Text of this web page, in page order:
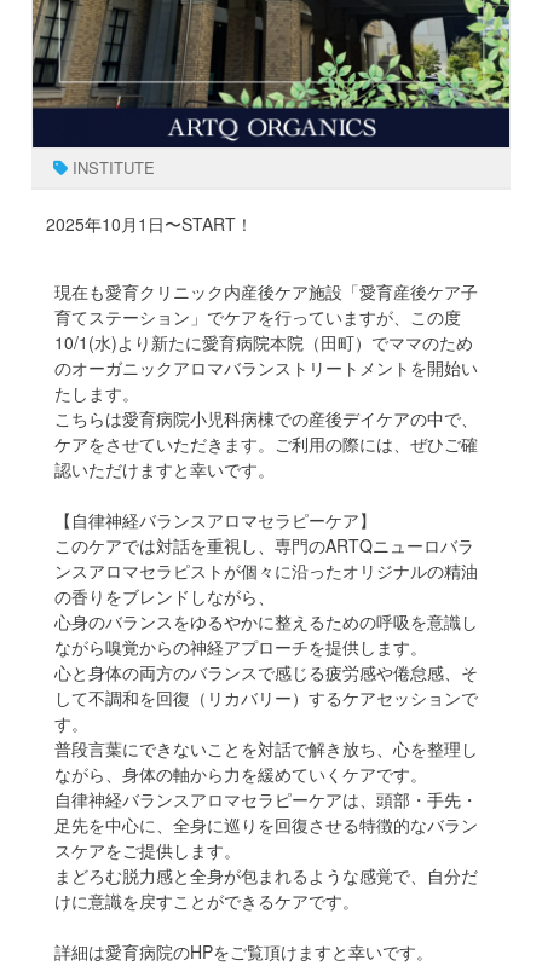
INSTITUTE
2025年10月1日〜START！
現在も愛育クリニック内産後ケア施設「愛育産後ケア子
育てステーション」でケアを行っていますが、この度
10/1(水)より新たに愛育病院本院（田町）でママのため
のオーガニックアロマバランストリートメントを開始い
たします。
こちらは愛育病院小児科病棟での産後デイケアの中で、
ケアをさせていただきます。ご利用の際には、ぜひご確
認いただけますと幸いです。
【自律神経バランスアロマセラピーケア】
このケアでは対話を重視し、専門のARTQニューロバラ
ンスアロマセラピストが個々に沿ったオリジナルの精油
の香りをブレンドしながら、
心身のバランスをゆるやかに整えるための呼吸を意識し
ながら嗅覚からの神経アプローチを提供します。
心と身体の両方のバランスで感じる疲労感や倦怠感、そ
して不調和を回復（リカバリー）するケアセッションで
す。
普段言葉にできないことを対話で解き放ち、心を整理し
ながら、身体の軸から力を緩めていくケアです。
自律神経バランスアロマセラピーケアは、頭部・手先・
足先を中心に、全身に巡りを回復させる特徴的なバラン
スケアをご提供します。
まどろむ脱力感と全身が包まれるような感覚で、自分だ
けに意識を戻すことができるケアです。
詳細は愛育病院のHPをご覧頂けますと幸いです。